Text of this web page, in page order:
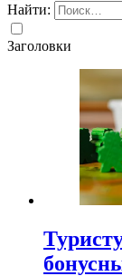
Найти:
Заголовки